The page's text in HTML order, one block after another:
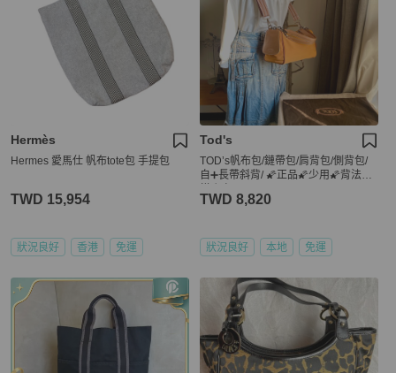
Hermès
Hermes 愛馬仕 帆布tote包 手提包
TWD 15,954
狀況良好 香港 免運
Tod's
TOD’s帆布包/鏈帶包/肩背包/側背包/
自➕長帶斜背/ 🌠正品🌠少用🌠背法多
TWD 8,820
狀況良好 本地 免運